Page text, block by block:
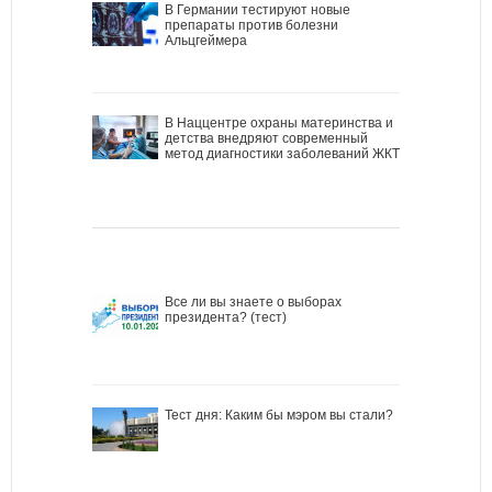
В Германии тестируют новые
препараты против болезни
Альцгеймера
В Наццентре охраны материнства и
детства внедряют современный
метод диагностики заболеваний ЖКТ
Все ли вы знаете о выборах
президента? (тест)
Тест дня: Каким бы мэром вы стали?